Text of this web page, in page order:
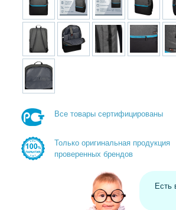
Все товары сертифицированы
Только оригинальная продукция
проверенных брендов
Есть